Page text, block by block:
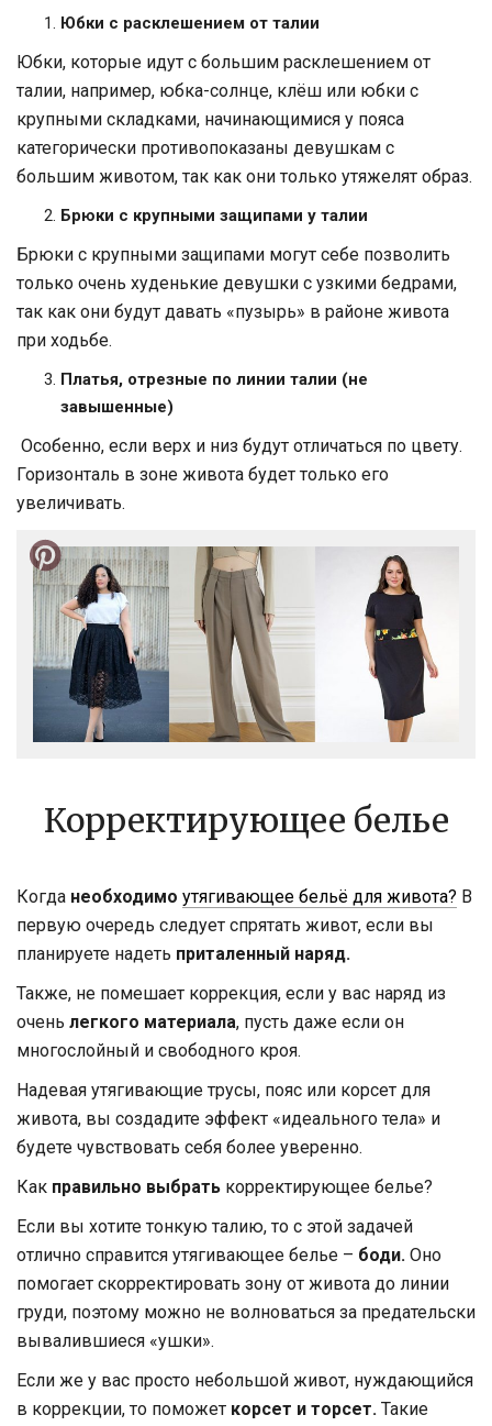
Юбки с расклешением от талии
Юбки, которые идут с большим расклешением от
талии, например, юбка-солнце, клёш или юбки с
крупными складками, начинающимися у пояса
категорически противопоказаны девушкам с
большим животом, так как они только утяжелят образ.
Брюки с крупными защипами у талии
Брюки с крупными защипами могут себе позволить
только очень худенькие девушки с узкими бедрами,
так как они будут давать «пузырь» в районе живота
при ходьбе.
Платья, отрезные по линии талии (не
завышенные)
Особенно, если верх и низ будут отличаться по цвету.
Горизонталь в зоне живота будет только его
увеличивать.
Корректирующее белье
Когда необходимо утягивающее бельё для живота? В
первую очередь следует спрятать живот, если вы
планируете надеть приталенный наряд.
Также, не помешает коррекция, если у вас наряд из
очень легкого материала, пусть даже если он
многослойный и свободного кроя.
Надевая утягивающие трусы, пояс или корсет для
живота, вы создадите эффект «идеального тела» и
будете чувствовать себя более уверенно.
Как правильно выбрать корректирующее белье?
Если вы хотите тонкую талию, то с этой задачей
отлично справится утягивающее белье – боди. Оно
помогает скорректировать зону от живота до линии
груди, поэтому можно не волноваться за предательски
вывалившиеся «ушки».
Если же у вас просто небольшой живот, нуждающийся
в коррекции, то поможет корсет и торсет. Такие